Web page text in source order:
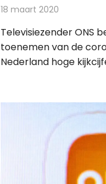
18 maart 2020
Televisiezender ONS
toenemen van de
Nederland hoge